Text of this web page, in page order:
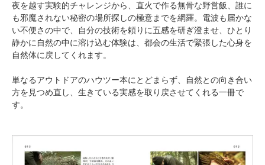
夜を越す実験的チャレンジから、直火で作る無骨な野営飯、誰に
も邪魔されない秘密の場所探しの極意までを網羅。電波も届かな
い不便さの中で、自分の技術を頼りに五感を研ぎ澄ませ、ひとり
静かに自然の中に溶け込む体験は、都会の生活で緊張した心身を
自然体に戻してくれます。
単なるアウトドアのハウツー本にとどまらず、自然との向き合い
方を見つめ直し、生きている実感を取り戻させてくれる一冊で
す。